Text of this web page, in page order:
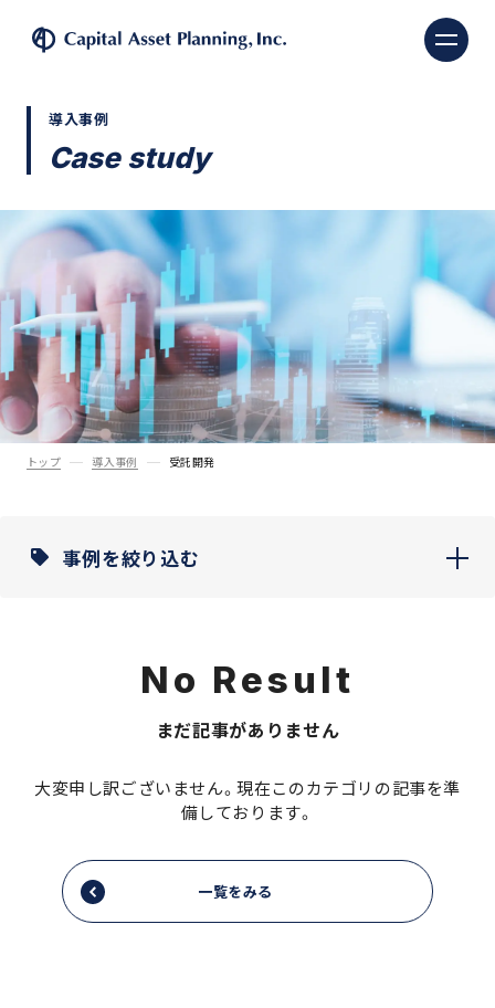
株式会社キャピタル・
導入事例
Case study
トップ 導入事例 受託開発
事例を絞り込む
No Result
まだ記事がありません
大変申し訳ございません。現在このカテゴリの記事を準
備しております。
一覧をみる